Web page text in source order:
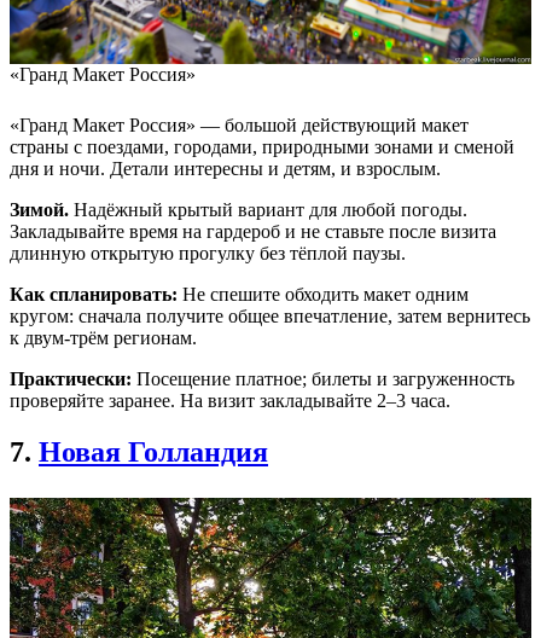
«Гранд Макет Россия»
«Гранд Макет Россия» — большой действующий макет
страны с поездами, городами, природными зонами и сменой
дня и ночи. Детали интересны и детям, и взрослым.
Зимой. Надёжный крытый вариант для любой погоды.
Закладывайте время на гардероб и не ставьте после визита
длинную открытую прогулку без тёплой паузы.
Как спланировать: Не спешите обходить макет одним
кругом: сначала получите общее впечатление, затем вернитесь
к двум-трём регионам.
Практически: Посещение платное; билеты и загруженность
проверяйте заранее. На визит закладывайте 2–3 часа.
7. Новая Голландия